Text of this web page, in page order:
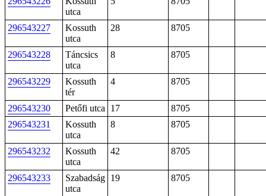
utca
296543227
Kossuth
utca
28 8705
296543228
Táncsics
utca
8 8705
296543229
Kossuth
tér
4 8705
296543230 Petőfi utca 17
8705
296543231
Kossuth
utca
8 8705
296543232
Kossuth
utca
42 8705
296543233
Szabadság
utca
19 8705